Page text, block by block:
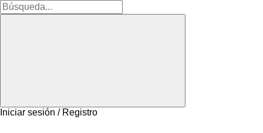
Iniciar sesión / Registro